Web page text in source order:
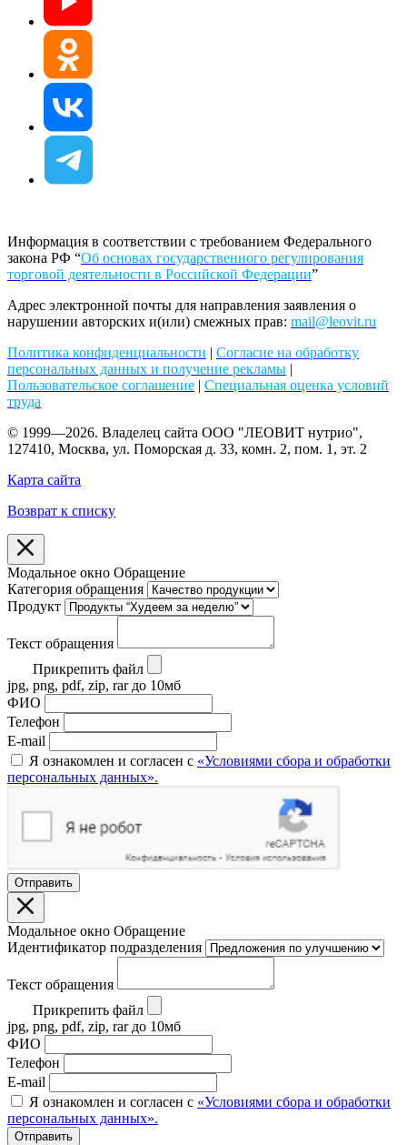
Информация в соответствии с требованием Федерального
закона РФ “Об основах государственного регулирования
торговой деятельности в Российской Федерации”
Адрес электронной почты для направления заявления о
нарушении авторских и(или) смежных прав: mail@leovit.ru
Политика конфиденциальности | Согласие на обработку
персональных данных и получение рекламы |
Пользовательское соглашение | Специальная оценка условий
труда
© 1999—2026. Владелец сайта ООО "ЛЕОВИТ нутрио",
127410, Москва, ул. Поморская д. 33, комн. 2, пом. 1, эт. 2
Карта сайта
Возврат к списку
Модальное окно Обращение
Категория обращения
Продукт
Текст обращения
Прикрепить файл
jpg, png, pdf, zip, rar до 10мб
ФИО
Телефон
E-mail
Я ознакомлен и согласен с «Условиями сбора и обработки
персональных данных».
Отправить
Модальное окно Обращение
Идентификатор подразделения
Текст обращения
Прикрепить файл
jpg, png, pdf, zip, rar до 10мб
ФИО
Телефон
E-mail
Я ознакомлен и согласен с «Условиями сбора и обработки
персональных данных».
Отправить